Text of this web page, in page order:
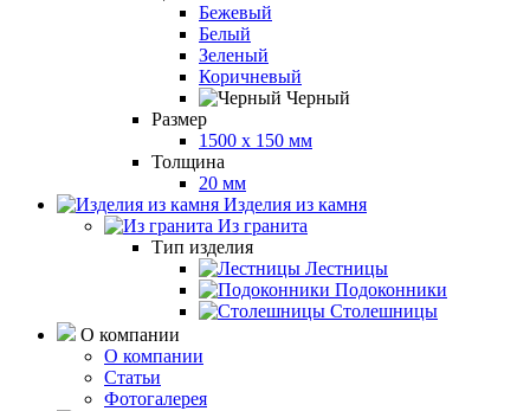
Бежевый
Белый
Зеленый
Коричневый
Черный
Размер
1500 x 150 мм
Толщина
20 мм
Изделия из камня
Из гранита
Тип изделия
Лестницы
Подоконники
Столешницы
О компании
О компании
Статьи
Фотогалерея